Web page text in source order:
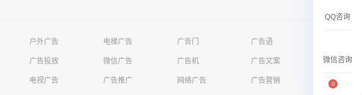
QQ咨询
微信咨询
0
户外广告 电梯广告 广告门 广告语
广告投放 微信广告 广告机 广告文案
电视广告 广告推广 网络广告 广告营销